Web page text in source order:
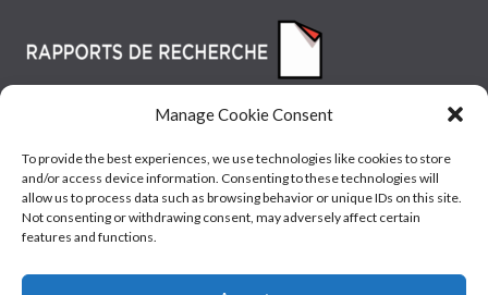
Manage Cookie Consent
To provide the best experiences, we use technologies like cookies to store
and/or access device information. Consenting to these technologies will
allow us to process data such as browsing behavior or unique IDs on this site.
Not consenting or withdrawing consent, may adversely affect certain
features and functions.